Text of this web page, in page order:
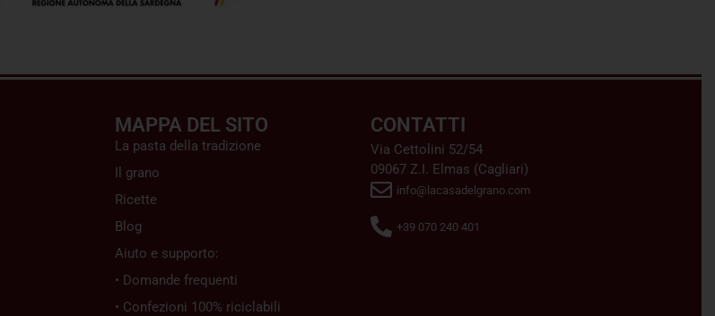
MAPPA DEL SITO
La pasta della tradizione
Il grano
Ricette
Blog
Aiuto e supporto:
• Domande frequenti
• Confezioni 100% riciclabili
CONTATTI
Via Cettolini 52/54
09067 Z.I. Elmas (Cagliari)
info@lacasadelgrano.com
+39 070 240 401